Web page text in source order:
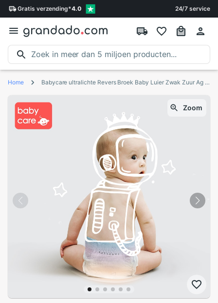
Gratis verzending*4.0 24/7 service
Home Babycare ultralichte Revers Broek Baby Luier Zwak Zuur Ag Huid Luiers Ultra-dunne Ademende Maat Verstelbaar Baby luiers
Zoom